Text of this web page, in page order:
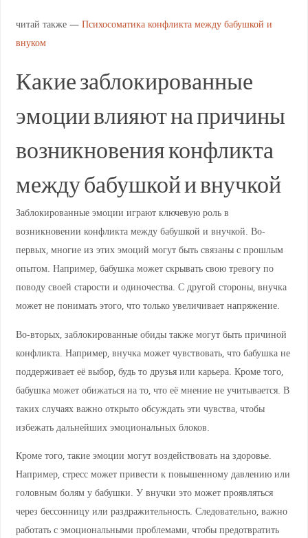
читай также — Психосоматика конфликта между бабушкой и
внуком
Какие заблокированные
эмоции влияют на причины
возникновения конфликта
между бабушкой и внучкой
Заблокированные эмоции играют ключевую роль в
возникновении конфликта между бабушкой и внучкой. Во-
первых, многие из этих эмоций могут быть связаны с прошлым
опытом. Например, бабушка может скрывать свою тревогу по
поводу своей старости и одиночества. С другой стороны, внучка
может не понимать этого, что только увеличивает напряжение.
Во-вторых, заблокированные обиды также могут быть причиной
конфликта. Например, внучка может чувствовать, что бабушка не
поддерживает её выбор, будь то друзья или карьера. Кроме того,
бабушка может обижаться на то, что её мнение не учитывается. В
таких случаях важно открыто обсуждать эти чувства, чтобы
избежать дальнейших эмоциональных блоков.
Кроме того, такие эмоции могут воздействовать на здоровье.
Например, стресс может привести к повышенному давлению или
головным болям у бабушки. У внучки это может проявляться
через бессонницу или раздражительность. Следовательно, важно
работать с эмоциональными проблемами, чтобы предотвратить